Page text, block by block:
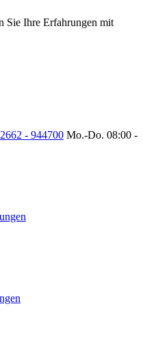
Sie Ihre Erfahrungen mit
- 944700 Mo.-Do. 08:00 -